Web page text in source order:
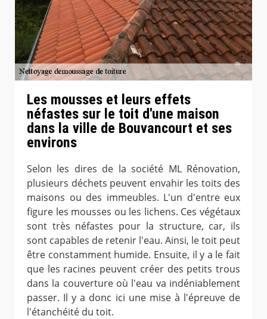
Les mousses et leurs effets
néfastes sur le toit d'une maison
dans la ville de Bouvancourt et ses
environs
Selon les dires de la société ML Rénovation,
plusieurs déchets peuvent envahir les toits des
maisons ou des immeubles. L'un d'entre eux
figure les mousses ou les lichens. Ces végétaux
sont très néfastes pour la structure, car, ils
sont capables de retenir l'eau. Ainsi, le toit peut
être constamment humide. Ensuite, il y a le fait
que les racines peuvent créer des petits trous
dans la couverture où l'eau va indéniablement
passer. Il y a donc ici une mise à l'épreuve de
l'étanchéité du toit.